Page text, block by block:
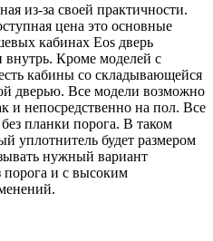
из-за своей практичности.
цена это основные
кабинах Eos дверь
внутрь. Кроме моделей с
кабины со складывающейся
дверью. Все модели возможно
и непосредственно на пол. Все
планки порога. В таком
уплотнитель будет размером
нужный вариант
и с высоким